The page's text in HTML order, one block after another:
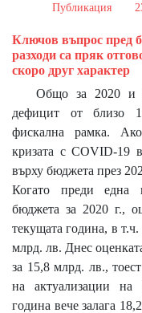
Публикация
Ключов въпрос пред
разходи са пряк
скоро друг характер
Общо за 2020 и
дефицит от близо
фискална рамка.
кризата с COVID-19
върху бюджета през
Когато преди една
бюджета за 2020 г.,
текущата година, в
млрд. лв. Днес
за 15,8 млрд. лв.,
на актуализации на
година вече залага